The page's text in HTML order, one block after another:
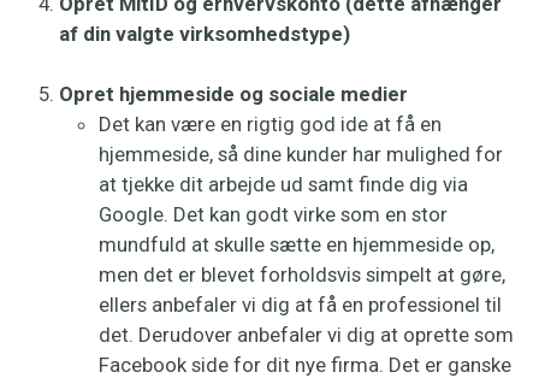
af din valgte virksomhedstype)
Opret hjemmeside og sociale medier
Det kan være en rigtig god ide at få en
hjemmeside, så dine kunder har mulighed for
at tjekke dit arbejde ud samt finde dig via
Google. Det kan godt virke som en stor
mundfuld at skulle sætte en hjemmeside op,
men det er blevet forholdsvis simpelt at gøre,
ellers anbefaler vi dig at få en professionel til
det. Derudover anbefaler vi dig at oprette som
Facebook side for dit nye firma. Det er ganske